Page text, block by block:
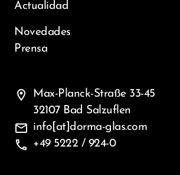
Actualidad
Novedades
Prensa
location_on
Max-Planck-Straße 33-45
32107 Bad Salzuflen
mail info[at]dorma-glas.com
phone +49 5222 / 924-0